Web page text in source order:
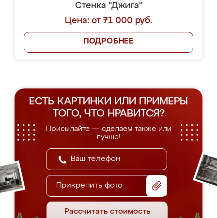
Стенка "Джига"
Цена: от 71 000 руб.
ПОДРОБНЕЕ
ЕСТЬ КАРТИНКИ ИЛИ ПРИМЕРЫ
ТОГО, ЧТО НРАВИТСЯ?
Присылайте — сделаем также или
лучше!
Прикрепить фото
Рассчитать стоимость